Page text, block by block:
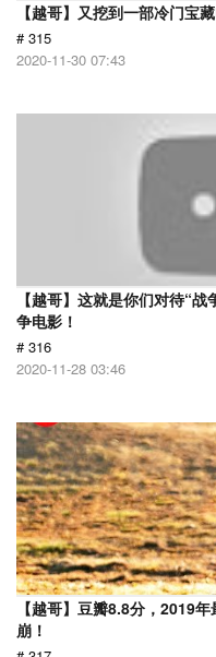
【越哥】又挖到一部冷门宝
# 315
2020-11-30 07:43
【越哥】这就是你们对待“
争电影！
# 316
2020-11-28 03:46
【越哥】豆瓣8.8分，2019
崩！